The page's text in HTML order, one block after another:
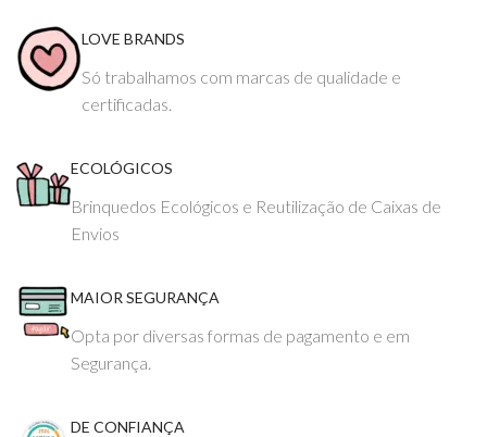
LOVE BRANDS
Só trabalhamos com marcas de qualidade e
certificadas.
ECOLÓGICOS
Brinquedos Ecológicos e Reutilização de Caixas de
Envios
MAIOR SEGURANÇA
Opta por diversas formas de pagamento e em
Segurança.
DE CONFIANÇA